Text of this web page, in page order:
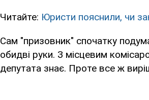
Читайте: Юристи пояснили, чи
Сам "призовник" спочатку
обидві руки. З місцевим
депутата знає. Проте все ж